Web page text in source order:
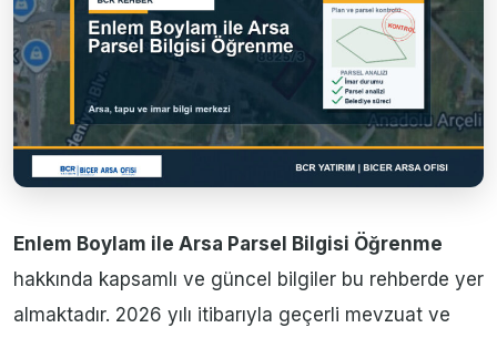
Enlem Boylam ile Arsa Parsel Bilgisi Öğrenme
hakkında kapsamlı ve güncel bilgiler bu rehberde yer
almaktadır. 2026 yılı itibarıyla geçerli mevzuat ve